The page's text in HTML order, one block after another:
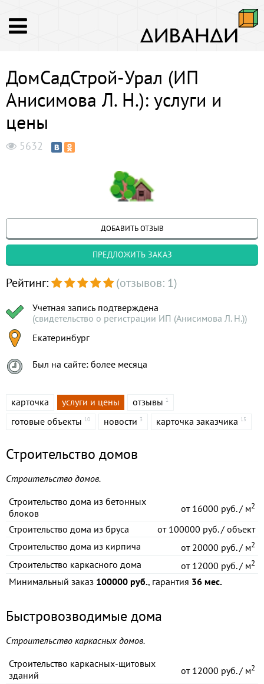
ДомСадСтрой-Урал (ИП
Анисимова Л. Н.): услуги и
цены
5632
ДОБАВИТЬ ОТЗЫВ
ПРЕДЛОЖИТЬ ЗАКАЗ
Рейтинг: (отзывов: 1)
Учетная запись подтверждена
(свидетельство о регистрации ИП (Анисимова Л. Н.))
Екатеринбург
Был на сайте: более месяца
карточка услуги и цены отзывы 1
готовые объекты 10 новости 3 карточка заказчика 15
Строительство домов
Строительство домов.
Строительство дома из бетонных
блоков
от16000 руб. / м2
Строительство дома из бруса от100000 руб. / объект
Строительство дома из кирпича
от20000 руб. / м2
Строительство каркасного дома от12000 руб. / м2
Минимальный заказ 100000 руб., гарантия 36 мес.
Быстровозводимые дома
Строительство каркасных домов.
Строительство каркасных-щитовых
зданий
от12000 руб. / м2